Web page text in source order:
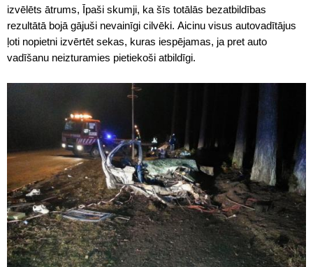
izvēlēts ātrums, Īpaši skumji, ka šīs totālās bezatbildības
rezultātā bojā gājuši nevainīgi cilvēki. Aicinu visus autovadītājus
ļoti nopietni izvērtēt sekas, kuras iespējamas, ja pret auto
vadīšanu neizturamies pietiekoši atbildīgi.